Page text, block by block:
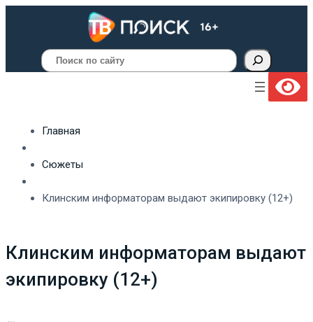
Поиск
Главная
Сюжеты
Клинским информаторам выдают экипировку (12+)
Клинским информаторам выдают
экипировку (12+)